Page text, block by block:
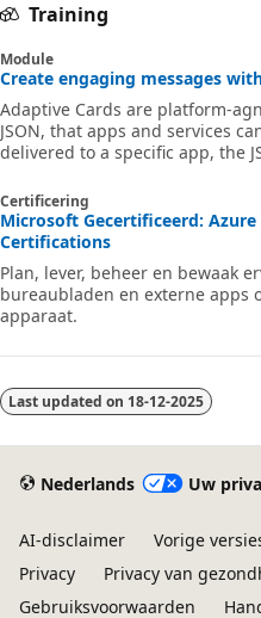
Training
Module
Create engaging messages
Adaptive Cards are platform-
JSON, that apps and services
delivered to a specific app, the
integrate light-weight UI for all
In this module, you'll learn how
Adaptive Cards to create
Certificering
Microsoft Gecertificeerd:
Certifications
Plan, lever, beheer en bewaak
bureaubladen en externe apps
apparaat.
Last updated on 18-12-2025
Nederlands Uw
AI-disclaimer Vorige
Privacy
Privacy van
Gebruiksvoorwaarden